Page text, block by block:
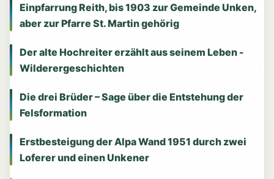
Einpfarrung Reith, bis 1903 zur Gemeinde Unken,
aber zur Pfarre St. Martin gehörig
Der alte Hochreiter erzählt aus seinem Leben -
Wilderergeschichten
Die drei Brüder – Sage über die Entstehung der
Felsformation
Erstbesteigung der Alpa Wand 1951 durch zwei
Loferer und einen Unkener